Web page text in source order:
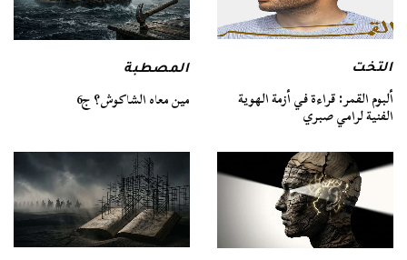
التخت
ألبوم القمر: قراءة في أزمة الهوية
الفنية لرامي صبري
المصطبة
مين معاه الشاكوش؟ ج6